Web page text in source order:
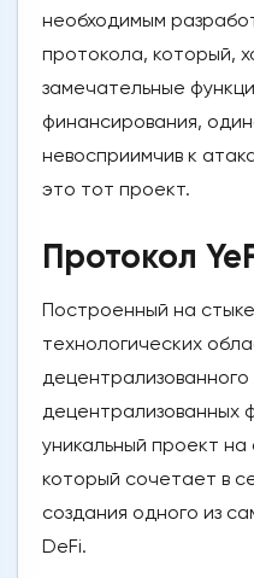
необходимым
протокола, который,
замечательные
финансирования,
невосприимчив к
это тот проект.
Протокол
Построенный на
технологических
децентрализованных
уникальный проект
который сочетает в
создания одного из
DeFi.